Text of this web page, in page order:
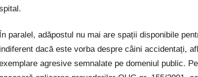
În paralel, adăpostul nu mai are spații disponibile
indiferent dacă este vorba despre câini accidentați,
agresive semnalate pe domeniul public.